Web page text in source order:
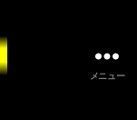
メニュー